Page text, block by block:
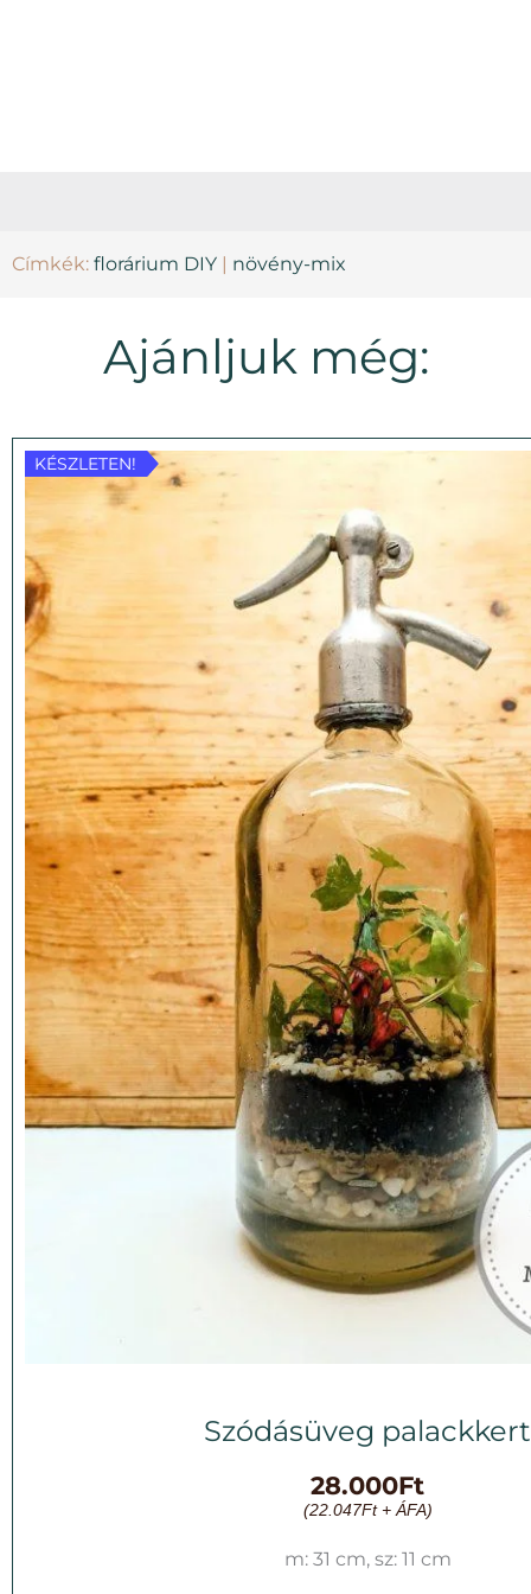
Címkék: florárium DIY | növény-mix
Ajánljuk még:
KÉSZLETEN!
KÉSZLETEN!
Szódásüveg palackkert
28.000Ft
(22.047Ft+ ÁFA)
m: 31 cm, sz: 11 cm